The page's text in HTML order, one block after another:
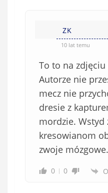
ZK
10 lat temu
To to na
Autorze nie
mecz nie
dresie z
mordzie. Wstyd
kresowianom
zwoje mózgowe.
0 0